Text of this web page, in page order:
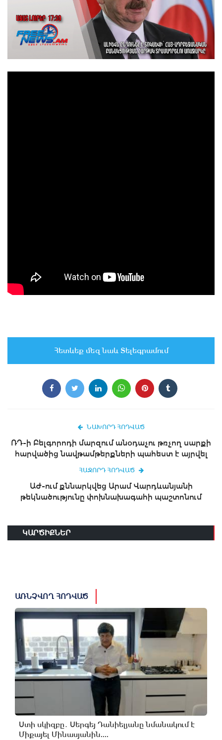
Հետևեք մեզ նաև Տելեգրամում
ՆԱԽՈՐԴ ՀՈԴՎԱԾ
ՌԴ-ի Բելգորոդի մարզում անօդաչու թռչող սարքի
հարվածից նավթամթերքների պահեստ է այրվել
ՀԱՋՈՐԴ ՀՈԴՎԱԾ
ԱԺ-ում քննարկվեց Արամ Վարդևանյանի
թեկնածությունը փոխնախագահի պաշտոնում
ԿԱՐԾԻՔՆԵՐ
ԱՌՆՉՎՈՂ ՀՈԴՎԱԾ
Ստի սկիզբը․ Սերգեյ Դանիելյանը նմանակում է
Միքայել Մինասյանին....